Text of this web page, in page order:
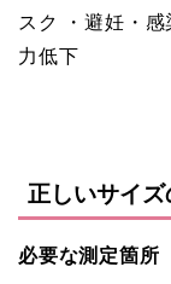
スク ・避妊・
力低下
正しいサイ
必要な測定箇所